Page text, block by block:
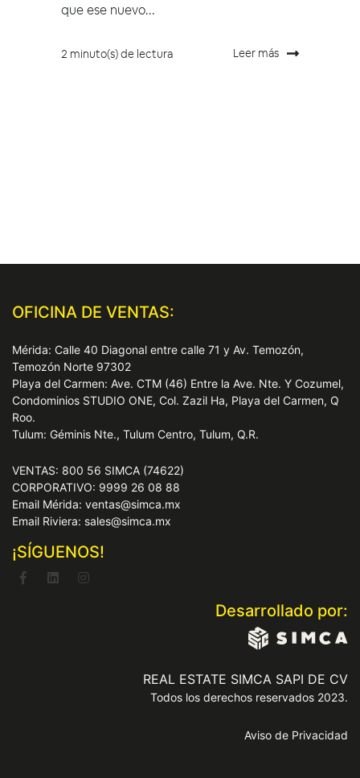
que ese nuevo...
2 minuto(s) de lectura Leer más
OFICINA DE VENTAS:
Mérida: Calle 40 Diagonal entre calle 71 y Av. Temozón,
Temozón Norte 97302
Playa del Carmen: Ave. CTM (46) Entre la Ave. Nte. Y Cozumel,
Condominios STUDIO ONE, Col. Zazil Ha, Playa del Carmen, Q
Roo.
Tulum: Géminis Nte., Tulum Centro, Tulum, Q.R.
VENTAS: 800 56 SIMCA (74622)
CORPORATIVO: 9999 26 08 88
Email Mérida: ventas@simca.mx
Email Riviera: sales@simca.mx
¡SÍGUENOS!
Desarrollado por:
REAL ESTATE SIMCA SAPI DE CV
Todos los derechos reservados 2023.
Aviso de Privacidad